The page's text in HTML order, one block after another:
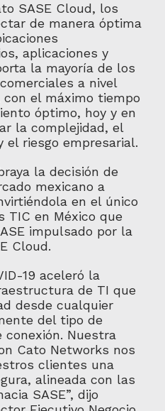
SASE Cloud, los
de manera óptima
aplicaciones y
la mayoría de los
a nivel
el máximo tiempo
óptimo, hoy y en
la complejidad, el
riesgo empresarial.
la decisión de
mexicano a
en el único
TIC en México que
impulsado por la
Cloud.
19 aceleró la
de TI que
desde cualquier
del tipo de
conexión. Nuestra
Cato Networks nos
clientes una
alineada con las
SASE”, dijo